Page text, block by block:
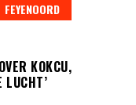
FEYENOORD
KOKCU,
LUCHT’